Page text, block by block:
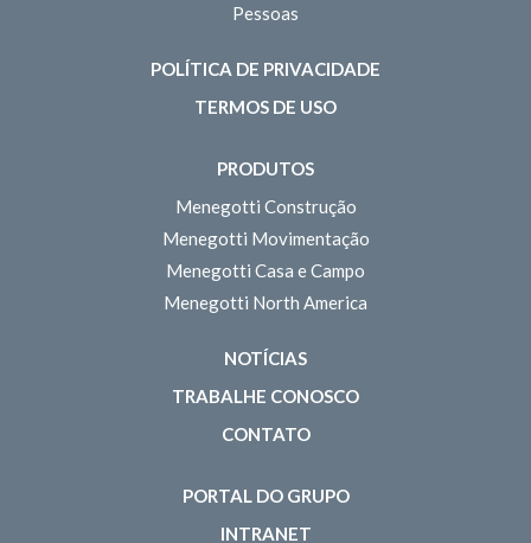
Pessoas
POLÍTICA DE PRIVACIDADE
TERMOS DE USO
PRODUTOS
Menegotti Construção
Menegotti Movimentação
Menegotti Casa e Campo
Menegotti North America
NOTÍCIAS
TRABALHE CONOSCO
CONTATO
PORTAL DO GRUPO
INTRANET